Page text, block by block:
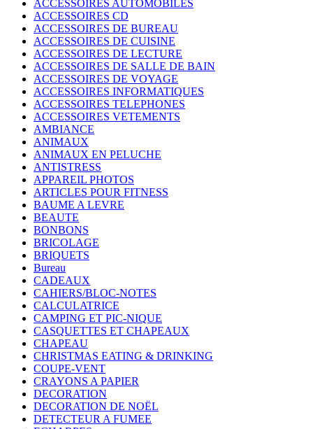
ACCESSOIRES AUTOMOBILES
ACCESSOIRES CD
ACCESSOIRES DE BUREAU
ACCESSOIRES DE CUISINE
ACCESSOIRES DE LECTURE
ACCESSOIRES DE SALLE DE BAIN
ACCESSOIRES DE VOYAGE
ACCESSOIRES INFORMATIQUES
ACCESSOIRES TELEPHONES
ACCESSOIRES VETEMENTS
AMBIANCE
ANIMAUX
ANIMAUX EN PELUCHE
ANTISTRESS
APPAREIL PHOTOS
ARTICLES POUR FITNESS
BAUME A LEVRE
BEAUTE
BONBONS
BRICOLAGE
BRIQUETS
Bureau
CADEAUX
CAHIERS/BLOC-NOTES
CALCULATRICE
CAMPING ET PIC-NIQUE
CASQUETTES ET CHAPEAUX
CHAPEAU
CHRISTMAS EATING & DRINKING
COUPE-VENT
CRAYONS A PAPIER
DECORATION
DECORATION DE NOËL
DETECTEUR A FUMEE